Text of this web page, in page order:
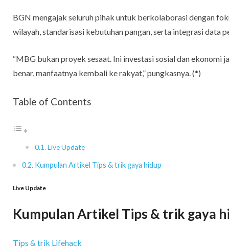
BGN mengajak seluruh pihak untuk berkolaborasi dengan
wilayah, standarisasi kebutuhan pangan, serta integrasi data
“MBG bukan proyek sesaat. Ini investasi sosial dan ekonomi
benar, manfaatnya kembali ke rakyat,” pungkasnya. (*)
Table of Contents
Live Update
Kumpulan Artikel Tips & trik gaya hidup
Live Update
Kumpulan Artikel Tips & trik gaya
Tips & trik Lifehack